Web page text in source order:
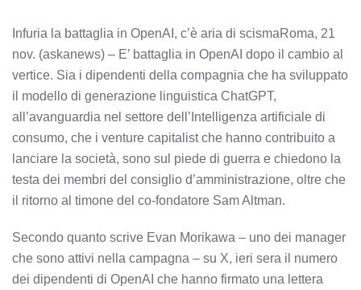
Infuria la battaglia in OpenAI, c’è aria di scismaRoma, 21
nov. (askanews) – E’ battaglia in OpenAI dopo il cambio al
vertice. Sia i dipendenti della compagnia che ha sviluppato
il modello di generazione linguistica ChatGPT,
all’avanguardia nel settore dell’Intelligenza artificiale di
consumo, che i venture capitalist che hanno contribuito a
lanciare la società, sono sul piede di guerra e chiedono la
testa dei membri del consiglio d’amministrazione, oltre che
il ritorno al timone del co-fondatore Sam Altman.
Secondo quanto scrive Evan Morikawa – uno dei manager
che sono attivi nella campagna – su X, ieri sera il numero
dei dipendenti di OpenAI che hanno firmato una lettera